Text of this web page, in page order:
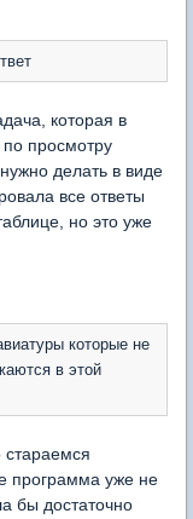
которая в
по просмотру
делать в виде
все ответы
но это уже
которые не
в этой
программа уже не
бы достаточно